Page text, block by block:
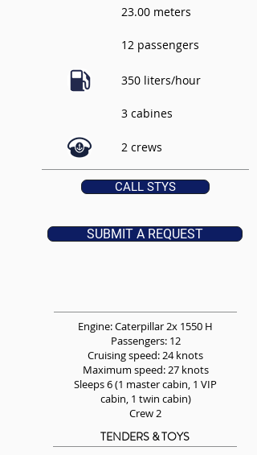
23.00 meters
12 passengers
350 liters/hour
3 cabines
2 crews
CALL STYS
SUBMIT A REQUEST
Engine: Caterpillar 2x 1550 H
Passengers: 12
Cruising speed: 24 knots
Maximum speed: 27 knots
Sleeps 6 (1 master cabin, 1 VIP
cabin, 1 twin cabin)
Crew 2
TENDERS & TOYS